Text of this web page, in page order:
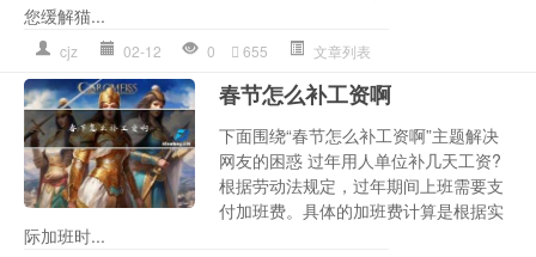
您缓解猫...
cjz 02-12 0 655 文章列表
春节怎么补工资啊
下面围绕“春节怎么补工资啊”主题解决
网友的困惑 过年用人单位补几天工资?
根据劳动法规定，过年期间上班需要支
付加班费。具体的加班费计算是根据实
际加班时...